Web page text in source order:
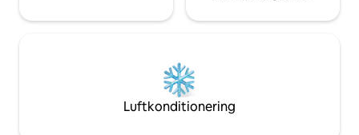
Luftkonditionering